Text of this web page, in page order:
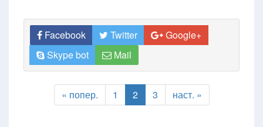
Facebook Twitter
Google+
Skype bot
Mail
« попер. 1 2 3 наст. »